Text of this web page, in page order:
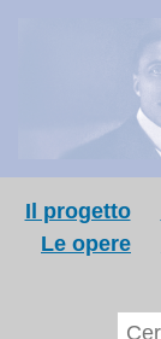
Il progetto
Le opere